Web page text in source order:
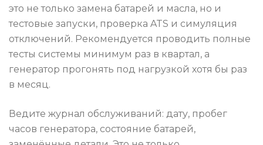
это не только замена батарей и масла, но и
тестовые запуски, проверка ATS и симуляция
отключений. Рекомендуется проводить полные
тесты системы минимум раз в квартал, а
генератор прогонять под нагрузкой хотя бы раз
в месяц.
Ведите журнал обслуживаний: дату, пробег
часов генератора, состояние батарей,